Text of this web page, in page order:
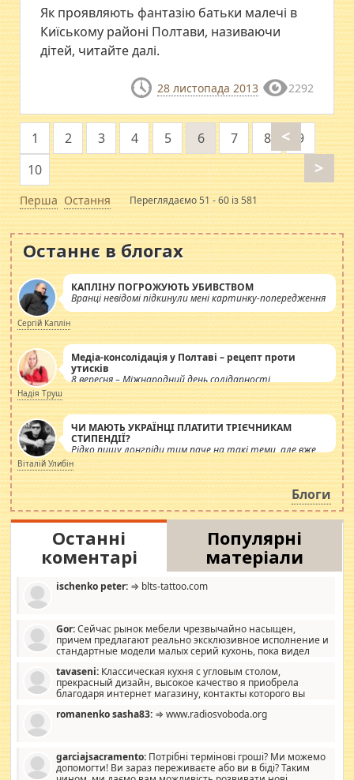
Як проявляють фантазію батьки малечі в
Киїському районі Полтави, називаючи
дітей, читайте далі.
28 листопада 2013 2292
Перша
<
1 2 3 4 5 6 7 8
9
10
>
Остання Переглядаємо 51 - 60 із 581
Останнє в блогах
КАПЛІНУ ПОГРОЖУЮТЬ УБИВСТВОМ
Вранці невідомі підкинули мені картинку-попередження
Сергій Каплін
Медіа-консолідація у Полтаві – рецепт проти
утисків
8 вересня – Міжнародний день солідарності
журналістів.
Надія Труш
ЧИ МАЮТЬ УКРАЇНЦІ ПЛАТИТИ ТРІЄЧНИКАМ
СТИПЕНДІЇ?
Рідко пишу лонгріди тим паче на такі теми, але вже
просто дістало! Обурюють сьогоднішні інсенуації
навколо стипендіального питання. Штучно
роздувається ще одна соціальна катастрофа.
Віталій Улибін
Блоги
Останні
коментарі
Популярні
матеріали
ischenko peter: ⇒ blts-tattoo.com
Gor:Сейчас рынок мебели чрезвычайно насыщен,
причем предлагают реально эксклюзивное исполнение и
стандартные модели малых серий кухонь, пока видел
стандартные формы, в MebelOk, креативненько и что главное -
со вкусом все в порядке, без ненужных наворотов удорожающих
мебель, а это не последний фактор.
tavaseni: Классическая кухня с угловым столом,
прекрасный дизайн, высокое качество я приобрела
благодаря интернет магазину, контакты которого вы
romanenko sasha83: ⇒ www.radiosvoboda.org
garciajsacramento: Потрібні термінові гроші? Ми можемо
допомогти! Ви зараз переживаєте або ви в біді? Таким